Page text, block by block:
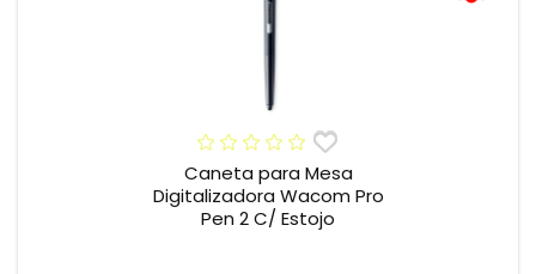
Caneta para Mesa
Digitalizadora Wacom Pro
Pen 2 C/ Estojo